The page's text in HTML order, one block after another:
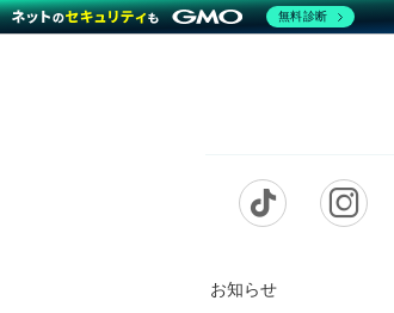
お知らせ
無料診断